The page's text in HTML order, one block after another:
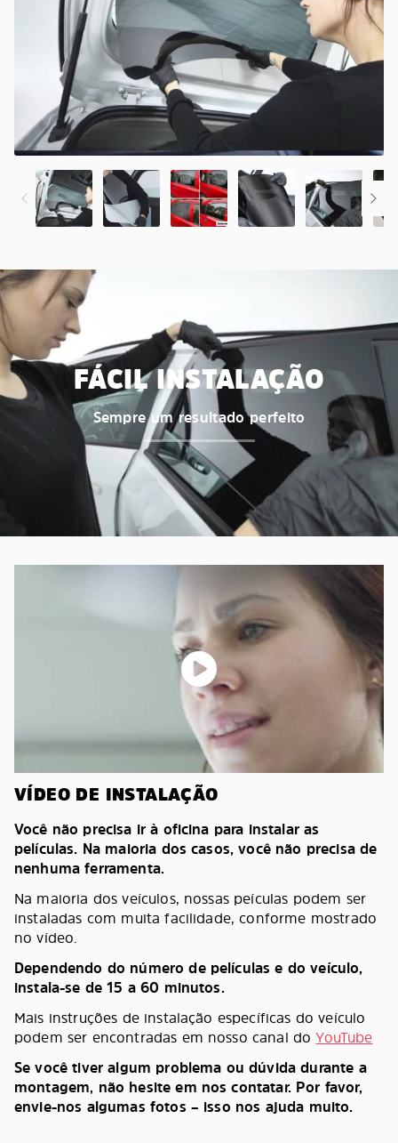
FÁCIL INSTALAÇÃO
Sempre um resultado perfeito
VÍDEO DE INSTALAÇÃO
Você não precisa ir à oficina para instalar as
películas. Na maioria dos casos, você não precisa de
nenhuma ferramenta.
Na maioria dos veículos, nossas peículas podem ser
instaladas com muita facilidade, conforme mostrado
no vídeo.
Dependendo do número de películas e do veículo,
instala-se de 15 a 60 minutos.
Mais instruções de instalação específicas do veículo
podem ser encontradas em nosso canal doYouTube
Se você tiver algum problema ou dúvida durante a
montagem, não hesite em nos contatar. Por favor,
envie-nos algumas fotos – isso nos ajuda muito.